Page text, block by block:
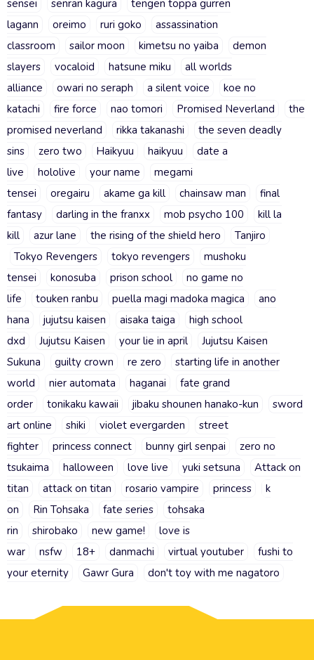
sensei
senran kagura
tengen toppa gurren
lagann
oreimo ruri goko
assassination
classroom
sailor moon kimetsu no yaiba
demon
slayers
vocaloid hatsune miku
all worlds
alliance
owari no seraph a silent voice
koe no
katachi
fire force nao tomori Promised Neverland
the
promised neverland
rikka takanashi
the seven deadly
sins
zero two Haikyuu haikyuu
date a
live
hololive your name
megami
tensei
oregairu akame ga kill chainsaw man
final
fantasy
darling in the franxx mob psycho 100
kill la
kill
azur lane the rising of the shield hero
Tanjiro
Tokyo Revengers
tokyo revengers
mushoku
tensei
konosuba prison school
no game no
life
touken ranbu puella magi madoka magica
ano
hana
jujutsu kaisen aisaka taiga
high school
dxd
Jujutsu Kaisen your lie in april
Jujutsu Kaisen
Sukuna
guilty crown re zero
starting life in another
world
nier automata haganai
fate grand
order
tonikaku kawaii jibaku shounen hanako-kun
sword
art online
shiki violet evergarden
street
fighter
princess connect bunny girl senpai
zero no
tsukaima
halloween love live yuki setsuna
Attack on
titan
attack on titan rosario vampire princess
k
on
Rin Tohsaka fate series
tohsaka
rin
shirobako new game!
love is
war
nsfw 18+ danmachi virtual youtuber
fushi to
your eternity
Gawr Gura don't toy with me nagatoro